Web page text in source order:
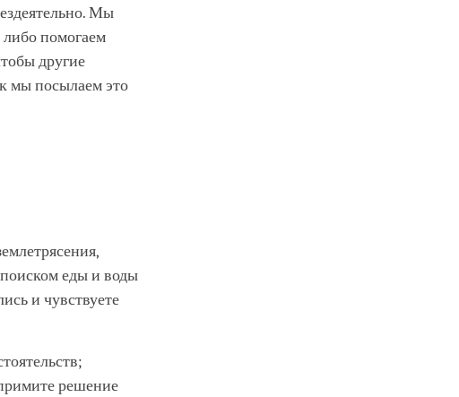
Мы
либо помогаем
другие
мы посылаем это
поиском еды и воды
и чувствуете
решение